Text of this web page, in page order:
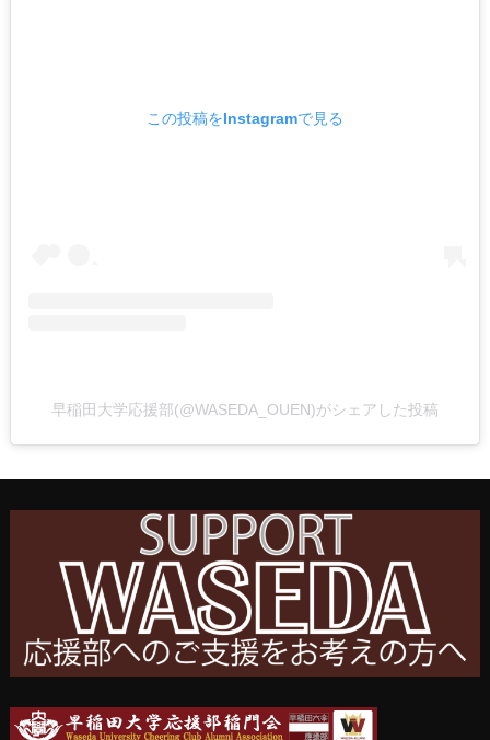
この投稿をInstagramで見る
早稲田大学応援部(@WASEDA_OUEN)がシェアした投稿